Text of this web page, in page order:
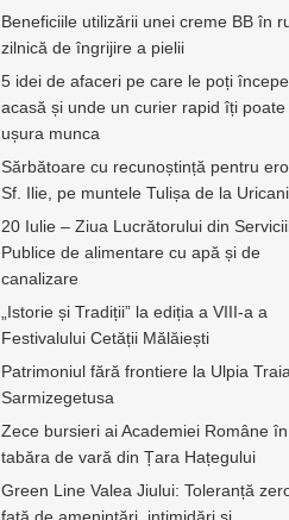
Beneficiile utilizării unei creme BB în
zilnică de îngrijire a pielii
5 idei de afaceri pe care le poți
acasă și unde un curier rapid îți poate
ușura munca
Sărbătoare cu recunoștință pentru
Sf. Ilie, pe muntele Tulișa de la Uricani
20 Iulie – Ziua Lucrătorului din
Publice de alimentare cu apă și de
canalizare
„Istorie și Tradiții” la ediția a VIII-a a
Festivalului Cetății Mălăiești
Patrimoniul fără frontiere la Ulpia
Sarmizegetusa
Zece bursieri ai Academiei Române în
tabăra de vară din Țara Hațegului
Green Line Valea Jiului: Toleranță